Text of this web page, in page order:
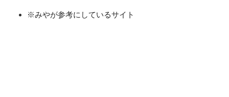
※みやが参考にしているサイト